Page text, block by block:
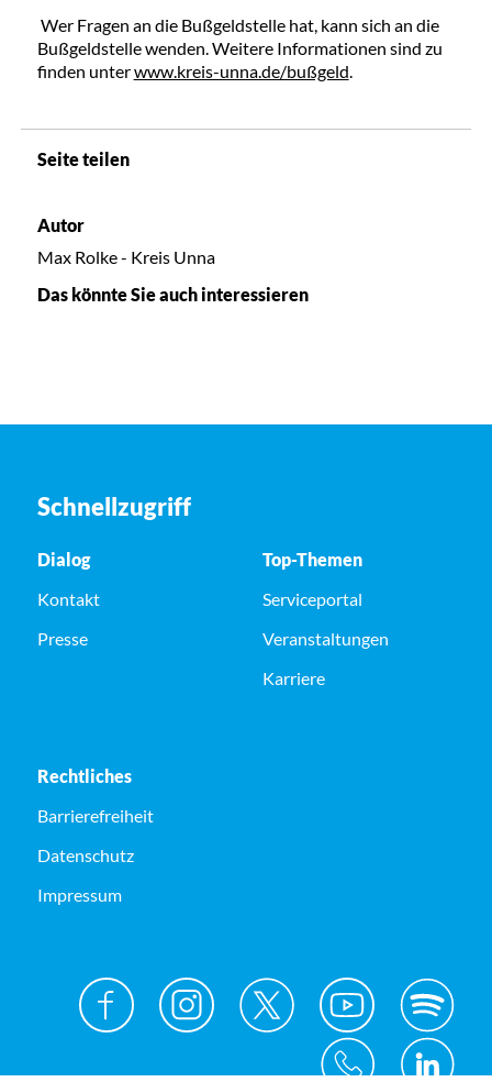
Wer Fragen an die Bußgeldstelle hat, kann sich an die
Bußgeldstelle wenden. Weitere Informationen sind zu
finden unterwww.kreis-unna.de/bußgeld
Seite teilen
Autor
Max Rolke - Kreis Unna
Das könnte Sie auch interessieren
Schnellzugriff
Dialog
Kontakt
Presse
Top-Themen
Serviceportal
Veranstaltungen
Karriere
Rechtliches
Barrierefreiheit
Datenschutz
Impressum